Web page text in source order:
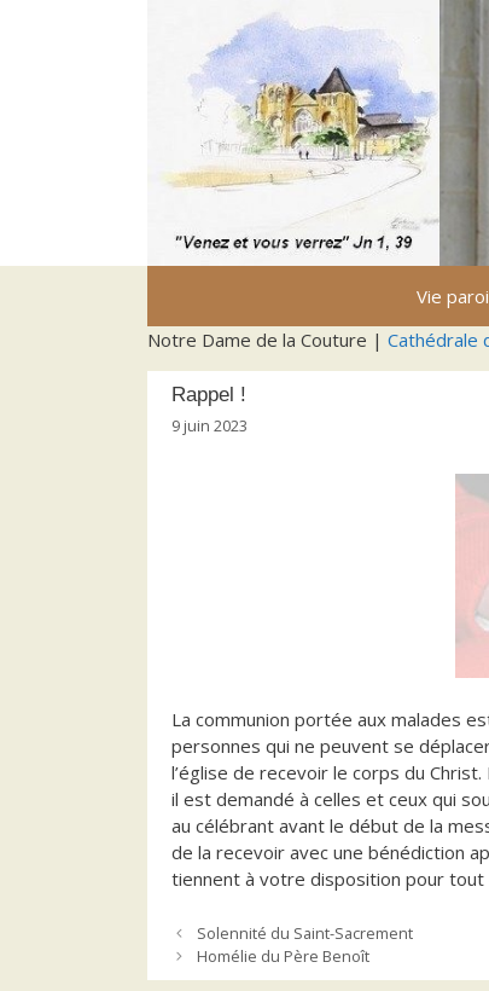
Vie
Notre Dame de la Couture | Cathédrale
Rappel !
9 juin 2023
La communion portée aux malades
personnes qui ne peuvent se
l’église de recevoir le corps du
il est demandé à celles et ceux qui
au célébrant avant le début de la
de la recevoir avec une bénédiction
tiennent à votre disposition pour tout
Solennité du Saint-Sacrement
Homélie du Père Benoît